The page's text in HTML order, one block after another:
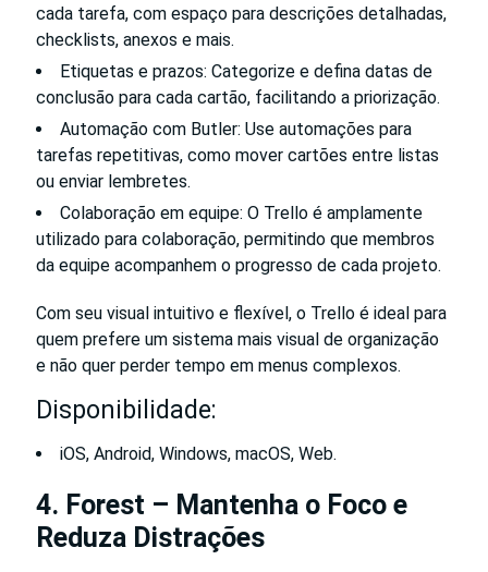
cada tarefa, com espaço para descrições detalhadas,
checklists, anexos e mais.
Etiquetas e prazos: Categorize e defina datas de
conclusão para cada cartão, facilitando a priorização.
Automação com Butler: Use automações para
tarefas repetitivas, como mover cartões entre listas
ou enviar lembretes.
Colaboração em equipe: O Trello é amplamente
utilizado para colaboração, permitindo que membros
da equipe acompanhem o progresso de cada projeto.
Com seu visual intuitivo e flexível, o Trello é ideal para
quem prefere um sistema mais visual de organização
e não quer perder tempo em menus complexos.
Disponibilidade:
iOS, Android, Windows, macOS, Web.
4. Forest – Mantenha o Foco e
Reduza Distrações